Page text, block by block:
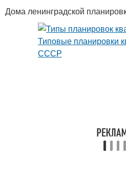
Дома ленинградской